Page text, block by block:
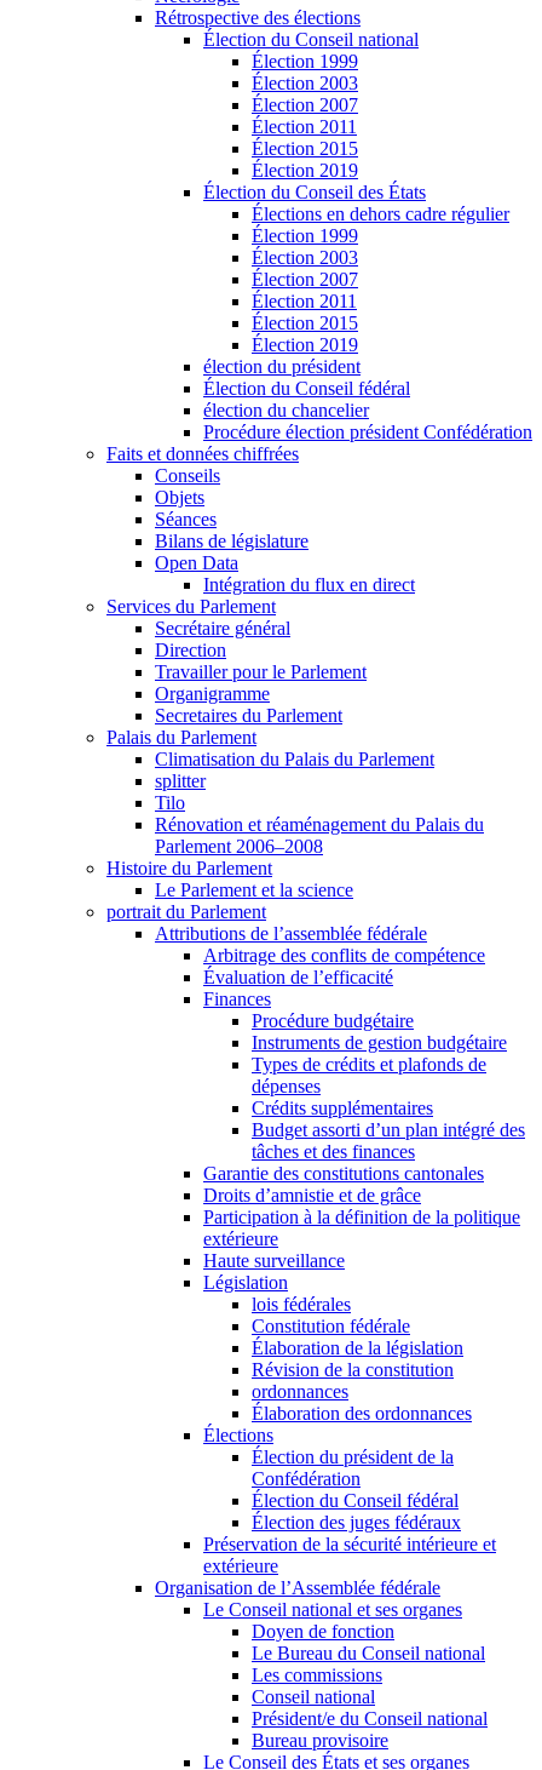
Rétrospective des élections
Élection du Conseil national
Élection 1999
Élection 2003
Élection 2007
Élection 2011
Élection 2015
Élection 2019
Élection du Conseil des États
Élections en dehors cadre régulier
Élection 1999
Élection 2003
Élection 2007
Élection 2011
Élection 2015
Élection 2019
élection du président
Élection du Conseil fédéral
élection du chancelier
Procédure élection président Confédération
Faits et données chiffrées
Conseils
Objets
Séances
Bilans de législature
Open Data
Intégration du flux en direct
Services du Parlement
Secrétaire général
Direction
Travailler pour le Parlement
Organigramme
Secretaires du Parlement
Palais du Parlement
Climatisation du Palais du Parlement
splitter
Tilo
Rénovation et réaménagement du Palais du
Parlement 2006–2008
Histoire du Parlement
Le Parlement et la science
portrait du Parlement
Attributions de l’assemblée fédérale
Arbitrage des conflits de compétence
Évaluation de l’efficacité
Finances
Procédure budgétaire
Instruments de gestion budgétaire
Types de crédits et plafonds de
dépenses
Crédits supplémentaires
Budget assorti d’un plan intégré des
tâches et des finances
Garantie des constitutions cantonales
Droits d’amnistie et de grâce
Participation à la définition de la politique
extérieure
Haute surveillance
Législation
lois fédérales
Constitution fédérale
Élaboration de la législation
Révision de la constitution
ordonnances
Élaboration des ordonnances
Élections
Élection du président de la
Confédération
Élection du Conseil fédéral
Élection des juges fédéraux
Préservation de la sécurité intérieure et
extérieure
Organisation de l’Assemblée fédérale
Le Conseil national et ses organes
Doyen de fonction
Le Bureau du Conseil national
Les commissions
Conseil national
Président/e du Conseil national
Bureau provisoire
Le Conseil des États et ses organes